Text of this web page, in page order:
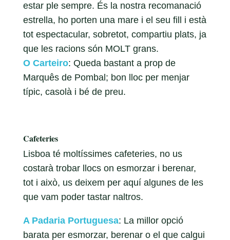
estar ple sempre. És la nostra recomanació
estrella, ho porten una mare i el seu fill i està
tot espectacular, sobretot, compartiu plats, ja
que les racions són MOLT grans.
O Carteiro: Queda bastant a prop de
Marquês de Pombal; bon lloc per menjar
típic, casolà i bé de preu.
Cafeteries
Lisboa té moltíssimes cafeteries, no us
costarà trobar llocs on esmorzar i berenar,
tot i això, us deixem per aquí algunes de les
que vam poder tastar naltros.
A Padaria Portuguesa: La millor opció
barata per esmorzar, berenar o el que calgui